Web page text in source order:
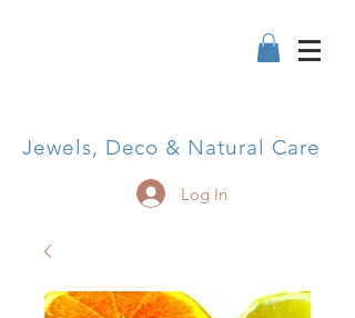
Jewels, Deco & Natural Care
Log In